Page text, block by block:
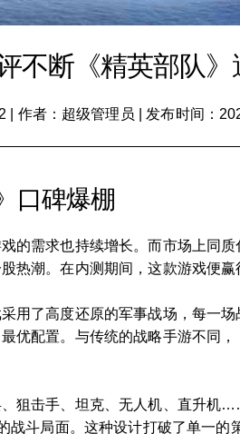
不断《精英部队
作者：超级管理员 发布时间：
口碑爆棚
的需求也持续增长。而市场上同
热潮。在内测期间，这款游戏便
用了高度还原的军事战场，每一
优配置。与传统的战略手游不同
狙击手、坦克、无人机、直升
战斗局面。这种设计打破了单一